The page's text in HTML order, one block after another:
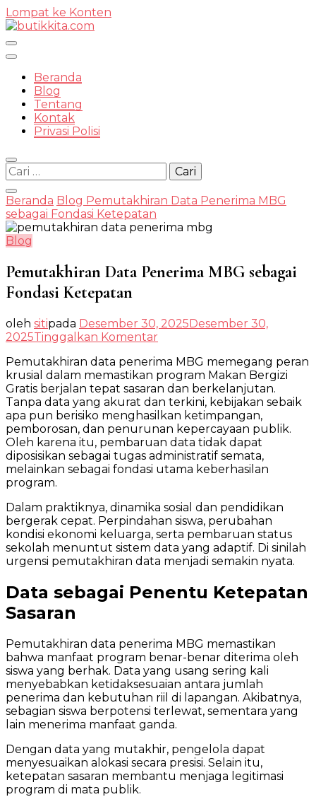
Lompat ke Konten
Beranda
Blog
Tentang
Kontak
Privasi Polisi
Cari
untuk:
Beranda Blog Pemutakhiran Data Penerima MBG
sebagai Fondasi Ketepatan
Blog
Pemutakhiran Data Penerima MBG sebagai
Fondasi Ketepatan
oleh sitipada Desember 30, 2025Desember 30,
2025Tinggalkan Komentar
Data
Penerima
MBG
sebagai
Fondasi
Ketepatan
Pemutakhiran data penerima MBG memegang peran
krusial dalam memastikan program Makan Bergizi
Gratis berjalan tepat sasaran dan berkelanjutan.
Tanpa data yang akurat dan terkini, kebijakan sebaik
apa pun berisiko menghasilkan ketimpangan,
pemborosan, dan penurunan kepercayaan publik.
Oleh karena itu, pembaruan data tidak dapat
diposisikan sebagai tugas administratif semata,
melainkan sebagai fondasi utama keberhasilan
program.
Dalam praktiknya, dinamika sosial dan pendidikan
bergerak cepat. Perpindahan siswa, perubahan
kondisi ekonomi keluarga, serta pembaruan status
sekolah menuntut sistem data yang adaptif. Di sinilah
urgensi pemutakhiran data menjadi semakin nyata.
Data sebagai Penentu Ketepatan
Sasaran
Pemutakhiran data penerima MBG memastikan
bahwa manfaat program benar-benar diterima oleh
siswa yang berhak. Data yang usang sering kali
menyebabkan ketidaksesuaian antara jumlah
penerima dan kebutuhan riil di lapangan. Akibatnya,
sebagian siswa berpotensi terlewat, sementara yang
lain menerima manfaat ganda.
Dengan data yang mutakhir, pengelola dapat
menyesuaikan alokasi secara presisi. Selain itu,
ketepatan sasaran membantu menjaga legitimasi
program di mata publik.